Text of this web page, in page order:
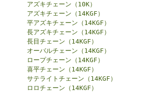
アズキチェーン（10K）
アズキチェーン（14KGF）
平アズキチェーン（14KGF）
長アズキチェーン（14KGF）
長目チェーン（14KGF）
オーバルチェーン（14KGF）
ロープチェーン（14KGF）
喜平チェーン（14KGF）
サテライトチェーン（14KGF）
ロロチェーン（14KGF）